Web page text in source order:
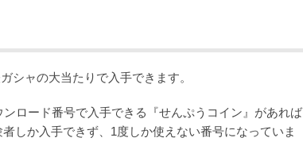
シャの大当たりで入手できます。
ロード番号で入手できる『せんぷうコイン』があれば
しか入手できず、1度しか使えない番号になっていま